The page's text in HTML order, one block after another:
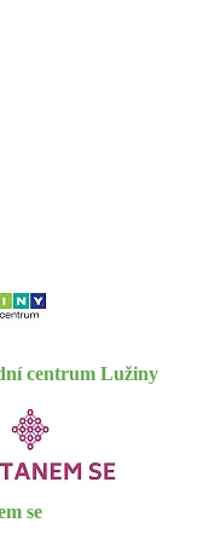
centrum Lužiny
se